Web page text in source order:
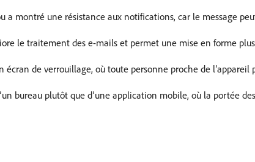
a montré une résistance aux notifications, car le message
le traitement des e-mails et permet une mise en forme
de verrouillage, où toute personne proche de l’appareil
bureau plutôt que d’une application mobile, où la portée